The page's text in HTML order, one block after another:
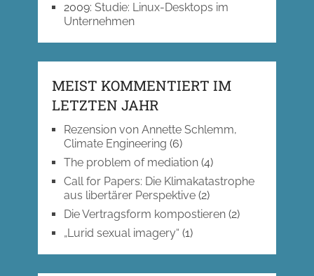
2009: Studie: Linux-Desktops im
Unternehmen
MEIST KOMMENTIERT IM
LETZTEN JAHR
Rezension von Annette Schlemm,
Climate Engineering (6)
The problem of mediation(4)
Call for Papers: Die Klimakatastrophe
aus libertärer Perspektive(2)
Die Vertragsform kompostieren(2)
„Lurid sexual imagery“ (1)